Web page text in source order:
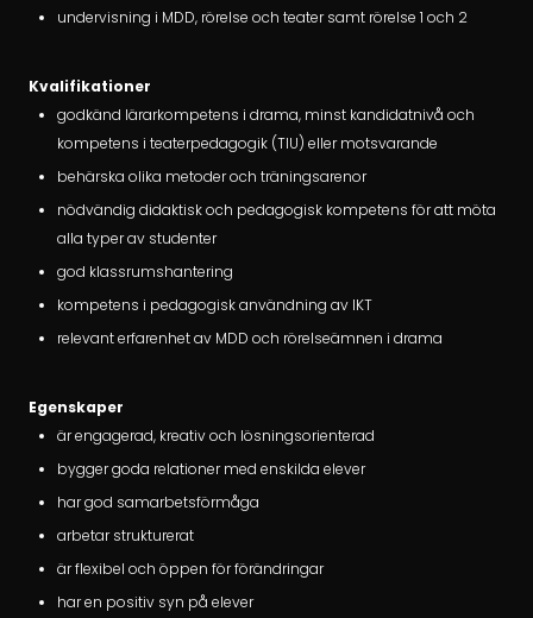
undervisning i MDD, rörelse och teater samt rörelse 1 och 2
Kvalifikationer
godkänd lärarkompetens i drama, minst kandidatnivå och
kompetens i teaterpedagogik (TIU) eller motsvarande
behärska olika metoder och träningsarenor
nödvändig didaktisk och pedagogisk kompetens för att möta
alla typer av studenter
god klassrumshantering
kompetens i pedagogisk användning av IKT
relevant erfarenhet av MDD och rörelseämnen i drama
Egenskaper
är engagerad, kreativ och lösningsorienterad
bygger goda relationer med enskilda elever
har god samarbetsförmåga
arbetar strukturerat
är flexibel och öppen för förändringar
har en positiv syn på elever